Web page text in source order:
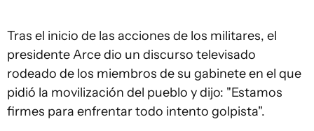
Tras el inicio de las acciones de los militares, el
presidente Arce dio un discurso televisado
rodeado de los miembros de su gabinete en el que
pidió la movilización del pueblo y dijo: "Estamos
firmes para enfrentar todo intento golpista".